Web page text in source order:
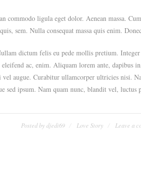
ligula eget dolor. Aenean massa.
sem. Nulla consequat massa quis enim.
dictum felis eu pede mollis pretium.
ac, enim. Aliquam lorem ante, dapibus
augue. Curabitur ullamcorper ultricies nisi.
sed ipsum. Nam quam nunc, blandit vel,
Posted bydjedi69 Love Story Leave a